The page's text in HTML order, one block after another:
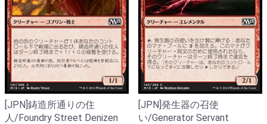
[JPN]鋳造所通りの住
人/Foundry Street Denizen
[JPN]発生器の召使
い/Generator Servant